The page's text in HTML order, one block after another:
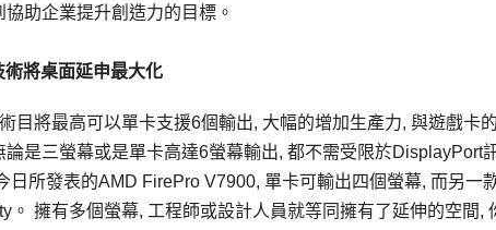
助企業提升創造力的目標。
將桌面延申最大化
目將最高可以單卡支援6個輸出, 大幅的增加生產力, 與遊戲卡
是三螢幕或是單卡高達6螢幕輸出, 都不需受限於DisplayPort
日所發表的AMD FirePro V7900, 單卡可輸出四個螢幕, 而另一
。 擁有多個螢幕, 工程師或設計人員就等同擁有了延伸的空間,